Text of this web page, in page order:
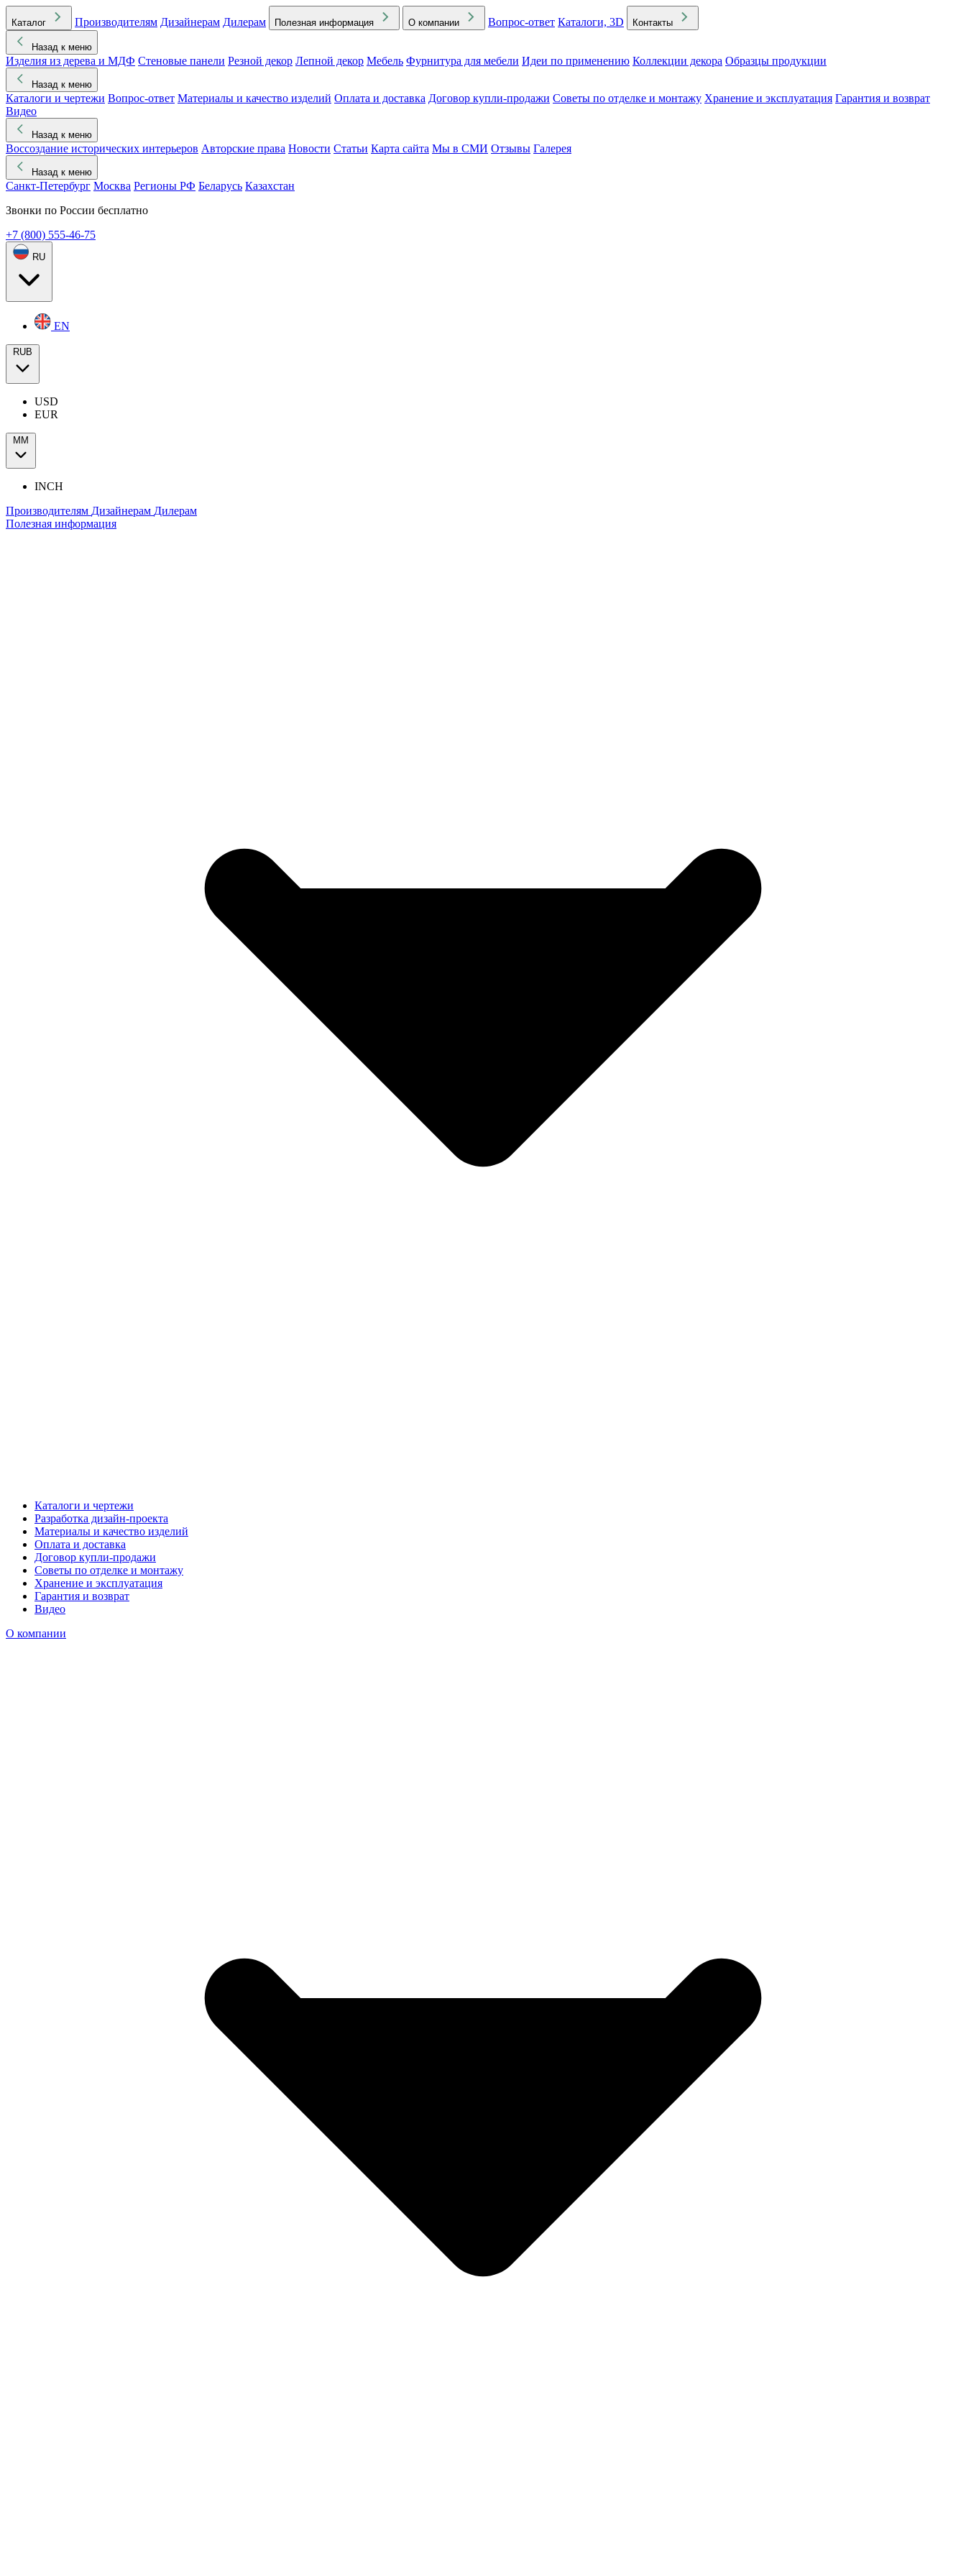
Каталог Производителям Дизайнерам Дилерам Полезная информация О компании Вопрос-ответ Каталоги, 3D Контакты
Назад к меню
Изделия из дерева и МДФ Стеновые панели Резной декор Лепной декор Мебель Фурнитура для мебели Идеи по применению Коллекции декора Образцы продукции
Назад к меню
Каталоги и чертежи Вопрос-ответ Материалы и качество изделий Оплата и доставка Договор купли-продажи Советы по отделке и монтажу Хранение и эксплуатация Гарантия и возврат
Видео
Назад к меню
Воссоздание исторических интерьеров Авторские права Новости Статьи Карта сайта Мы в СМИ Отзывы Галерея
Назад к меню
Санкт-Петербург Москва Регионы РФ Беларусь Казахстан
Звонки по России бесплатно
+7 (800) 555-46-75
RU
EN
RUB
USD
EUR
ММ
INCH
Производителям Дизайнерам Дилерам
Полезная информация
Каталоги и чертежи
Разработка дизайн-проекта
Материалы и качество изделий
Оплата и доставка
Договор купли-продажи
Советы по отделке и монтажу
Хранение и эксплуатация
Гарантия и возврат
Видео
О компании